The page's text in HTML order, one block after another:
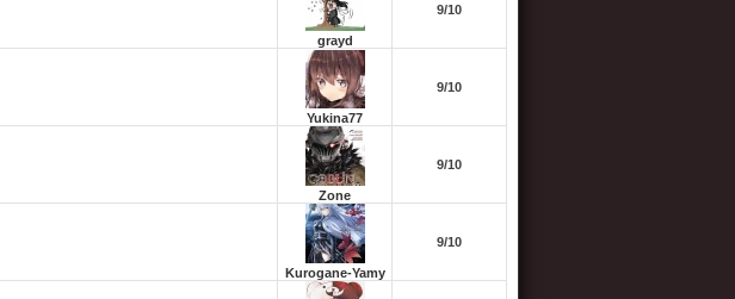
grayd
9/10
Yukina77
9/10
Zone
9/10
Kurogane-Yamy
9/10